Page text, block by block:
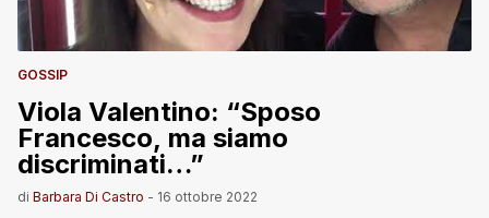
GOSSIP
Viola Valentino: “Sposo
Francesco, ma siamo
discriminati…”
di Barbara Di Castro - 16 ottobre 2022